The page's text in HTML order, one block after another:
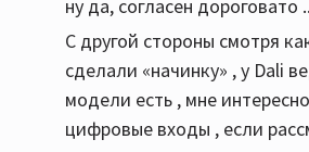
ну да, согласен дороговато
С другой стороны смотря
сделали «начинку» , у Dali
модели есть , мне
цифровые входы , если